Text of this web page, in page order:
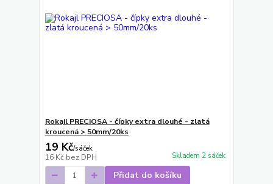
Rokajl PRECIOSA - čípky extra dlouhé - zlatá
kroucená > 50mm/20ks
19 Kč/sáček
16 Kč bez DPH Skladem 2 sáček
Přidat do košíku